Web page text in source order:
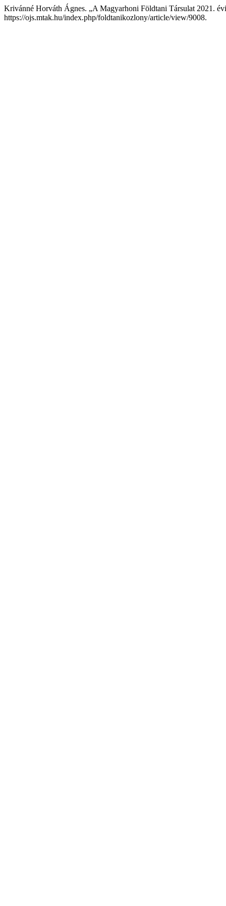
Krivánné Horváth Ágnes. „A Magyarhoni Földtani Társulat 2021.
https://ojs.mtak.hu/index.php/foldtanikozlony/article/view/9008.